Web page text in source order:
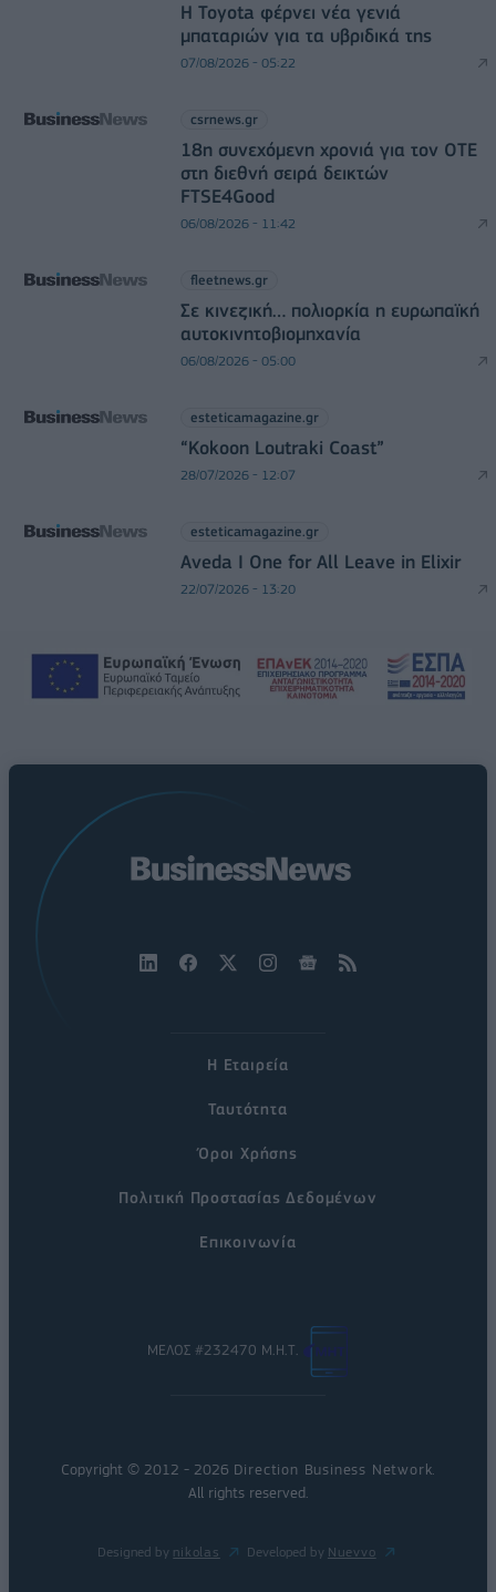
Η Toyota φέρνει νέα γενιά
μπαταριών για τα υβριδικά της
07/08/2026 - 05:22
csrnews.gr
18η συνεχόμενη χρονιά για τον ΟΤΕ
στη διεθνή σειρά δεικτών
FTSE4Good
06/08/2026 - 11:42
fleetnews.gr
Σε κινεζική… πολιορκία η ευρωπαϊκή
αυτοκινητοβιομηχανία
06/08/2026 - 05:00
esteticamagazine.gr
“Kokoon Loutraki Coast”
28/07/2026 - 12:07
esteticamagazine.gr
Aveda I One for All Leave in Elixir
22/07/2026 - 13:20
Η Εταιρεία
Ταυτότητα
Όροι Χρήσης
Πολιτική Προστασίας Δεδομένων
Επικοινωνία
ΜΕΛΟΣ #232470 Μ.Η.Τ.
Copyright © 2012 - 2026 Direction Business Network.
All rights reserved.
Designed by nikolas Developed by Nuevvo